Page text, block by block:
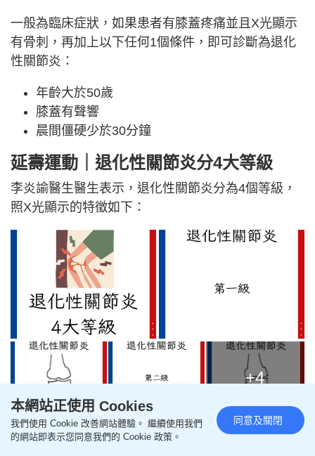
一般為臨床症狀，如果患者有膝蓋疼痛並且X光顯示
有骨刺，再加上以下任何1個條件，即可診斷為退化
性關節炎：
年齡大於50歲
膝蓋有聲響
晨間僵硬少於30分鐘
延壽運動｜退化性關節炎分4大等級
李炎諭醫生醫生表示，退化性關節炎分為4個等級，
照X光顯示的特徵如下：
+4
退化性關節炎等級
本網站正使用 Cookies
我們使用 Cookie 改善網站體驗。 繼續使用我們
的網站即表示您同意我們的 Cookie 政策。
同意及關閉